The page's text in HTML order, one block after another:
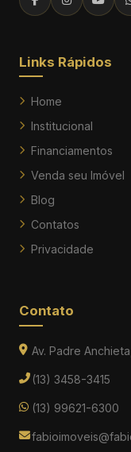
Links Rápidos
Home
Institucional
Financiamentos
Venda seu Imóvel
Blog
Contatos
Privacidade
Contato
Av. Padre
(13) 3458-3415
(13) 99621-6300